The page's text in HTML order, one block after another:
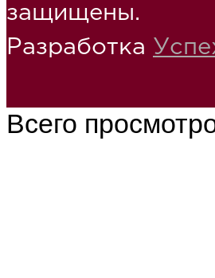
защищены.
Разработка
Всего